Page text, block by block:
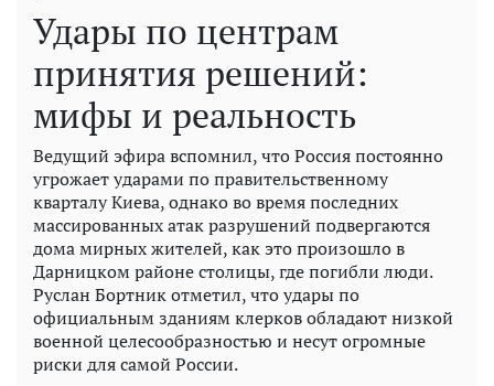
Удары по центрам
принятия решений:
мифы и реальность
Ведущий эфира вспомнил, что Россия постоянно
угрожает ударами по правительственному
кварталу Киева, однако во время последних
массированных атак разрушений подвергаются
дома мирных жителей, как это произошло в
Дарницком районе столицы, где погибли люди.
Руслан Бортник отметил, что удары по
официальным зданиям клерков обладают низкой
военной целесообразностью и несут огромные
риски для самой России.